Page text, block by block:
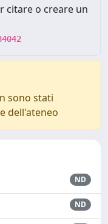
citare o creare un
sono stati
dell'ateneo
ND
ND